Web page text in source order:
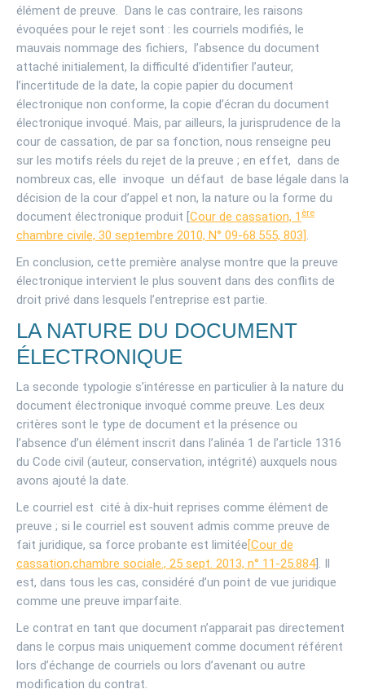
élément de preuve. Dans le cas contraire, les raisons
évoquées pour le rejet sont : les courriels modifiés, le
mauvais nommage des fichiers, l’absence du document
attaché initialement, la difficulté d’identifier l’auteur,
l’incertitude de la date, la copie papier du document
électronique non conforme, la copie d’écran du document
électronique invoqué. Mais, par ailleurs, la jurisprudence de la
cour de cassation, de par sa fonction, nous renseigne peu
sur les motifs réels du rejet de la preuve ; en effet, dans de
nombreux cas, elle invoque un défaut de base légale dans la
décision de la cour d’appel et non, la nature ou la forme du
document électronique produit [Cour de cassation, 1 ère
chambre civile, 30 septembre 2010, N° 09-68.555, 803].
En conclusion, cette première analyse montre que la preuve
électronique intervient le plus souvent dans des conflits de
droit privé dans lesquels l’entreprise est partie.
LA NATURE DU DOCUMENT
ÉLECTRONIQUE
La seconde typologie s’intéresse en particulier à la nature du
document électronique invoqué comme preuve. Les deux
critères sont le type de document et la présence ou
l’absence d’un élément inscrit dans l’alinéa 1 de l’article 1316
du Code civil (auteur, conservation, intégrité) auxquels nous
avons ajouté la date.
Le courriel est cité à dix-huit reprises comme élément de
preuve ; si le courriel est souvent admis comme preuve de
fait juridique, sa force probante est limitée[Cour de
cassation,chambre sociale., 25 sept. 2013, n° 11-25.884]. Il
est, dans tous les cas, considéré d’un point de vue juridique
comme une preuve imparfaite.
Le contrat en tant que document n’apparait pas directement
dans le corpus mais uniquement comme document référent
lors d’échange de courriels ou lors d’avenant ou autre
modification du contrat.